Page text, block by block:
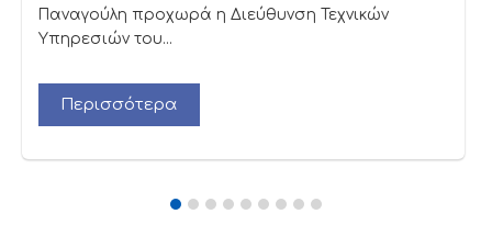
Παναγούλη προχωρά η Διεύθυνση Τεχνικών
Υπηρεσιών του...
Περισσότερα